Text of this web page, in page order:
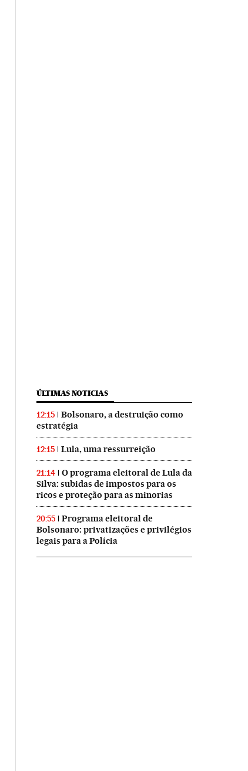
ÚLTIMAS NOTICIAS
12:15
Bolsonaro, a destruição como
estratégia
12:15 Lula, uma ressurreição
21:14
O programa eleitoral de Lula da
Silva: subidas de impostos para os
ricos e proteção para as minorias
20:55
Programa eleitoral de
Bolsonaro: privatizações e privilégios
legais para a Polícia